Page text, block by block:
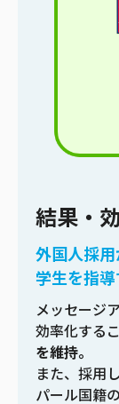
結果・
外国人採
学生を指
メッセージ
効率化する
を維持。
また、採用
パール国籍